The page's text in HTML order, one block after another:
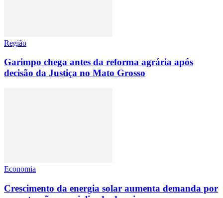
Região
Garimpo chega antes da reforma agrária após
decisão da Justiça no Mato Grosso
Economia
Crescimento da energia solar aumenta demanda por